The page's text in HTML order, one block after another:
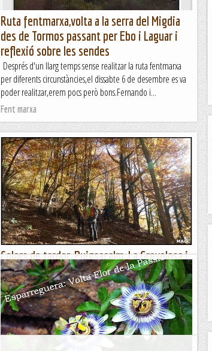
Ruta fentmarxa,volta a la serra del Migdia
des de Tormos passant per Ebo i Laguar i
reflexió sobre les sendes
Després d'un llarg temps sense realitzar la ruta fentmarxa
per diferents circunstàncies,el dissabte 6 de desembre es va
poder realitzar,erem pocs però bons.Fernando i...
Fent marxa
Colors de tardor, Puigsacalm, La Grevolosa i
Serra de Llancers.
Descripció del recorregut.Sortida del 18/11/2023.Tot i que
aquest any hem tingut diferents baixes no podia faltar la
nostra sortida anual, i ja en portem unes quantes
El blog del Miquel, de roca en roca.